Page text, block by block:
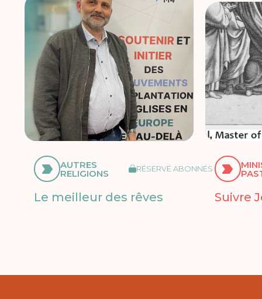
AUTRES
RELIGIONS RÉSERVÉ ABONNÉS
Le meilleur des rêves Suivre